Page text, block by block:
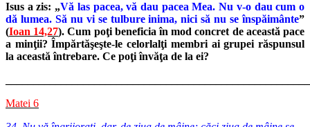
Isus a zis: „Vă las pacea, vă dau pacea Mea. Nu v-o dau cum o
dă lumea. Să nu vi se tulbure inima, nici să nu se înspăimânte”
(Ioan 14,27). Cum poţi beneficia în mod concret de această pace
a minţii? Împărtăşeşte-le celorlalţi membri ai grupei răspunsul
la această întrebare. Ce poţi învăţa de la ei?
Matei 6